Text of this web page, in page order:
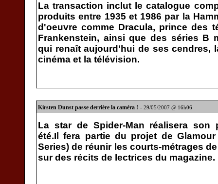
La transaction inclut le catalogue
produits entre 1935 et 1986 par la
d'oeuvre comme Dracula, prince des
Frankenstein, ainsi que des séries B
qui renaît aujourd'hui de ses cendres,
cinéma et la télévision.
Kirsten Dunst passe derrière la caméra ! - 29/05/2007 @ 16h06
La star de Spider-Man réalisera son
été.Il fera partie du projet de
Series) de réunir les courts-métrages
sur des récits de lectrices du magazine.